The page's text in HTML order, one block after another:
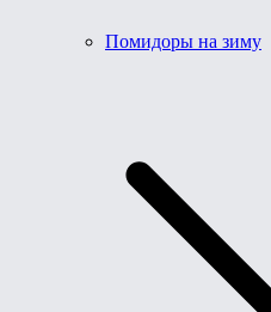
Помидоры на зиму